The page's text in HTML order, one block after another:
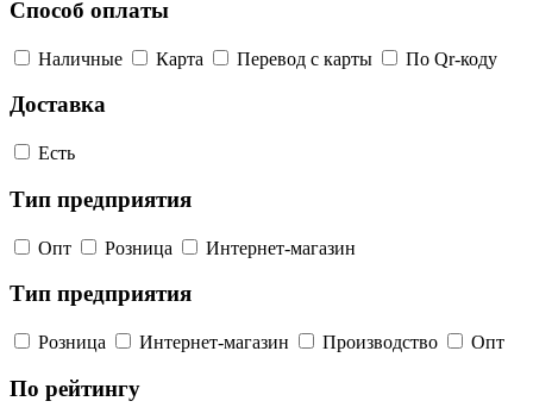
Способ оплаты
Наличные Карта Перевод с карты По Qr-коду
Доставка
Есть
Тип предприятия
Опт Розница Интернет-магазин
Тип предприятия
Розница Интернет-магазин Производство Опт
По рейтингу